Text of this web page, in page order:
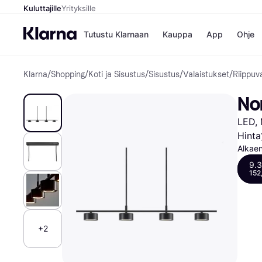
KuluttajilleYrityksille
Tutustu Klarnaan Kauppa
Kaupat
Gigantti
H&M
Peten
Wolt
App Ohje
Klarna/Shopping/Koti ja Sisustus/Sisustus/Valaistukset/
+2
LED,
Hinta